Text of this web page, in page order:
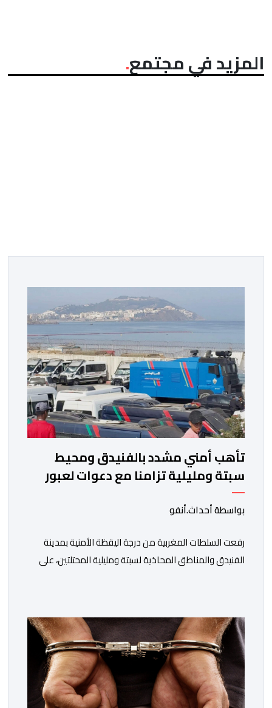
المزيد في مجتمع
تأهب أمني مشدد بالفنيدق ومحيط
سبتة ومليلية تزامنا مع دعوات لعبور
جماعي
بواسطة أحداث.أنفو
رفعت السلطات المغربية من درجة اليقظة الأمنية بمدينة
الفنيدق والمناطق المحاذية لسبتة ومليلية المحتلتين، على
15 غشت الجاري. وعرفت المناطق الشمالية خلال الساعات
الأخيرة انتشارا أمنيا مكثفا، خاصة بالمحاور الطرقية المؤدية
إلى الفنيدق، حيث جرى تعزيز الدوريات وإقامة […]